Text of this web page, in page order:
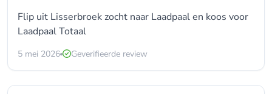
Flip uit Lisserbroek zocht naar Laadpaal en koos voor
Laadpaal Totaal
5 mei 2026 Geverifieerde review